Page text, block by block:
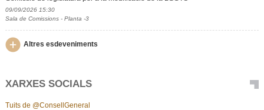
09/09/2026 15:30
Sala de Comissions - Planta -3
Altres esdeveniments
XARXES SOCIALS
Tuits de @ConsellGeneral